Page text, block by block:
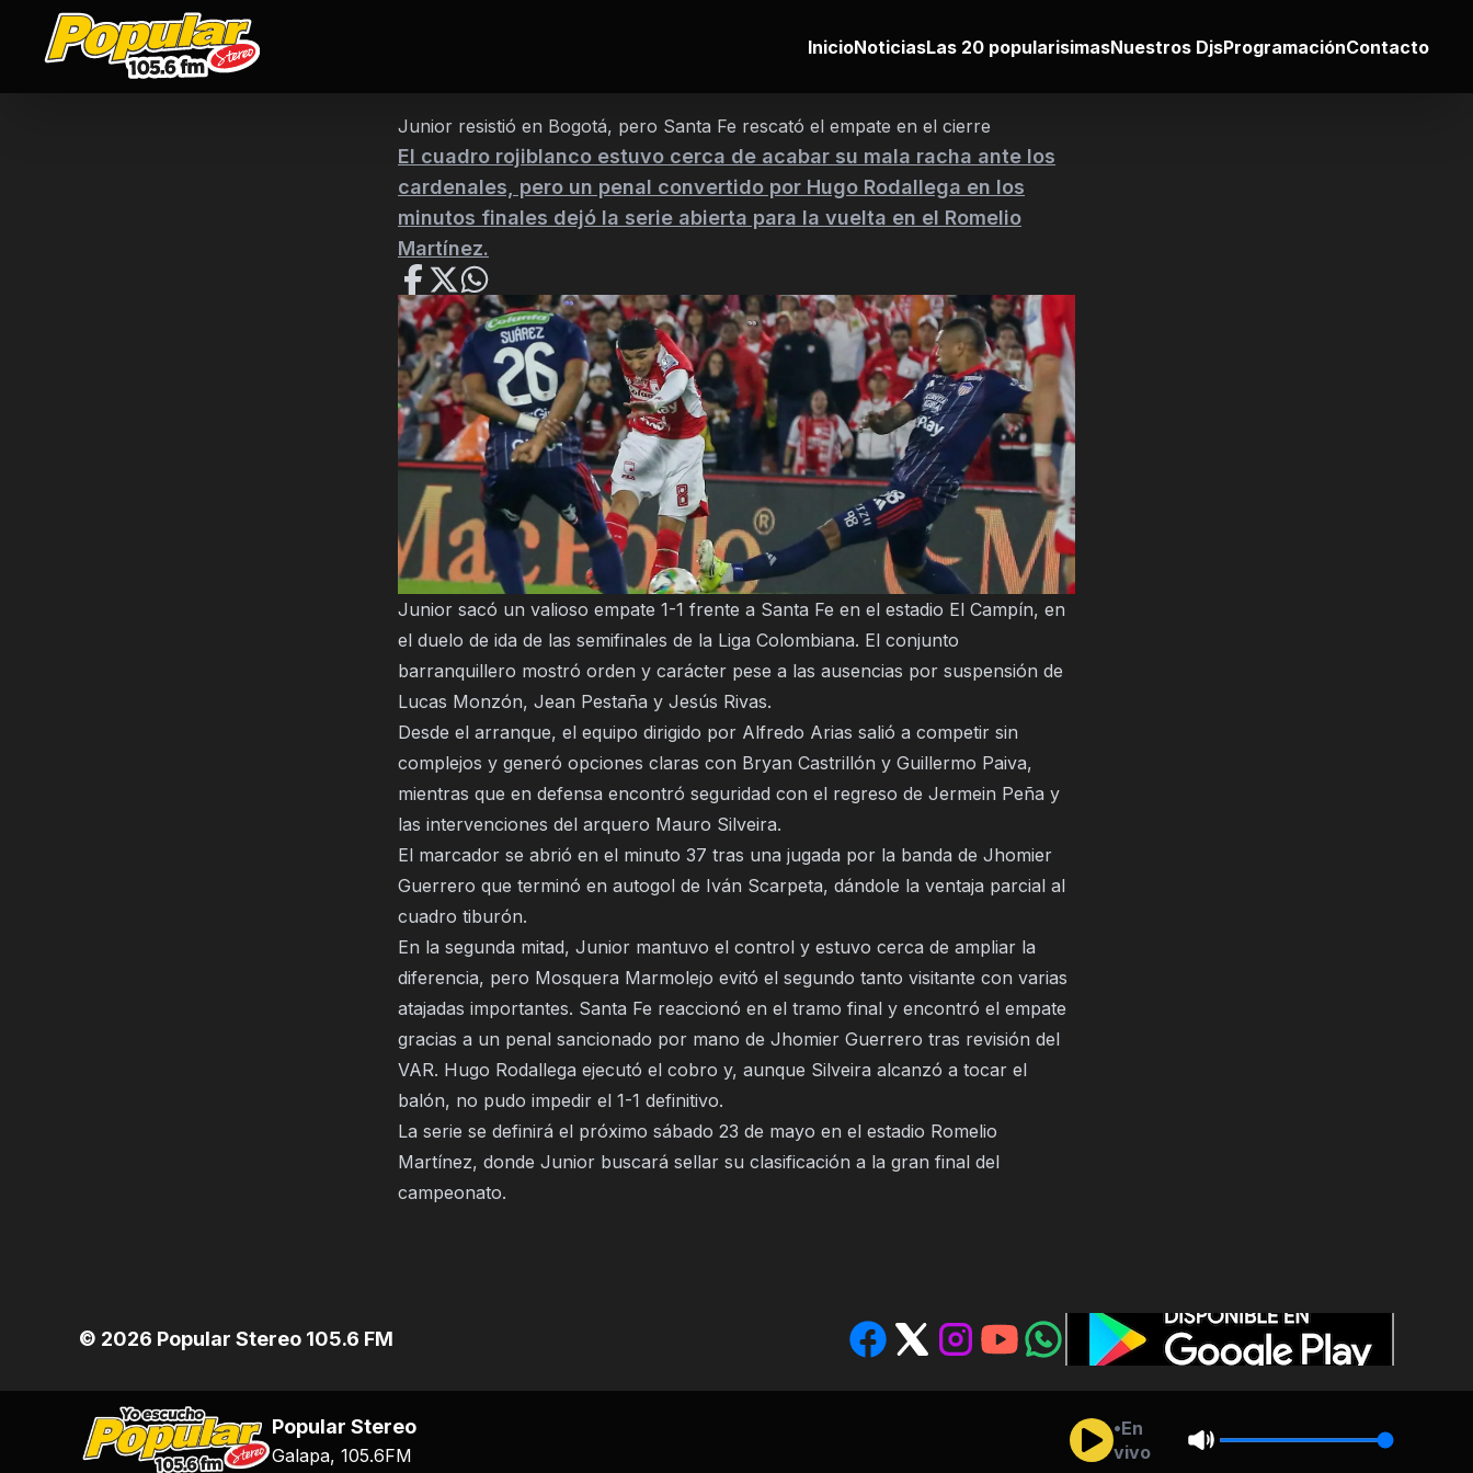
InicioNoticiasLas 20 popularisimasNuestros DjsProgramaciónContacto
Junior resistió en Bogotá, pero Santa Fe rescató el empate en el cierre
El cuadro rojiblanco estuvo cerca de acabar su mala racha ante los
cardenales, pero un penal convertido por Hugo Rodallega en los
minutos finales dejó la serie abierta para la vuelta en el Romelio
Martínez.
Junior sacó un valioso empate 1-1 frente a Santa Fe en el estadio El Campín, en
el duelo de ida de las semifinales de la Liga Colombiana. El conjunto
barranquillero mostró orden y carácter pese a las ausencias por suspensión de
Lucas Monzón, Jean Pestaña y Jesús Rivas.
Desde el arranque, el equipo dirigido por Alfredo Arias salió a competir sin
complejos y generó opciones claras con Bryan Castrillón y Guillermo Paiva,
mientras que en defensa encontró seguridad con el regreso de Jermein Peña y
las intervenciones del arquero Mauro Silveira.
El marcador se abrió en el minuto 37 tras una jugada por la banda de Jhomier
Guerrero que terminó en autogol de Iván Scarpeta, dándole la ventaja parcial al
cuadro tiburón.
En la segunda mitad, Junior mantuvo el control y estuvo cerca de ampliar la
diferencia, pero Mosquera Marmolejo evitó el segundo tanto visitante con varias
atajadas importantes. Santa Fe reaccionó en el tramo final y encontró el empate
gracias a un penal sancionado por mano de Jhomier Guerrero tras revisión del
VAR. Hugo Rodallega ejecutó el cobro y, aunque Silveira alcanzó a tocar el
balón, no pudo impedir el 1-1 definitivo.
La serie se definirá el próximo sábado 23 de mayo en el estadio Romelio
Martínez, donde Junior buscará sellar su clasificación a la gran final del
campeonato.
Popular Stereo
Galapa, 105.6FM
•En
vivo
© 2026 Popular Stereo 105.6 FM